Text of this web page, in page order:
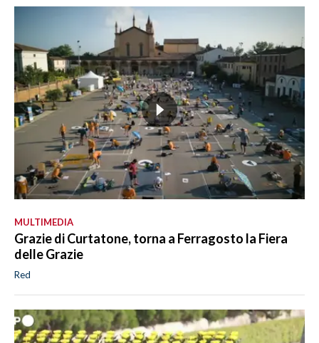
MULTIMEDIA
Grazie di Curtatone, torna a Ferragosto la Fiera
delle Grazie
Red